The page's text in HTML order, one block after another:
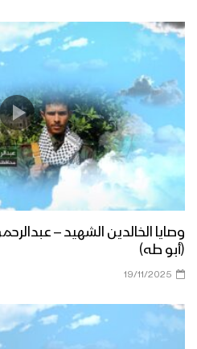
وصايا الخالدين الشهيد –
(أبو طه)
19/11/2025